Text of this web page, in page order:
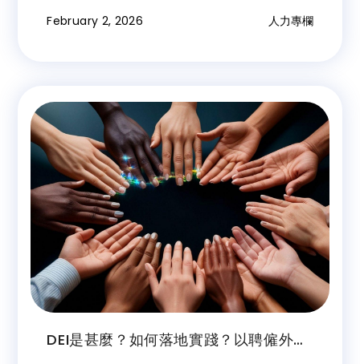
February 2, 2026 人力專欄
DEI是甚麼？如何落地實踐？以聘僱外籍